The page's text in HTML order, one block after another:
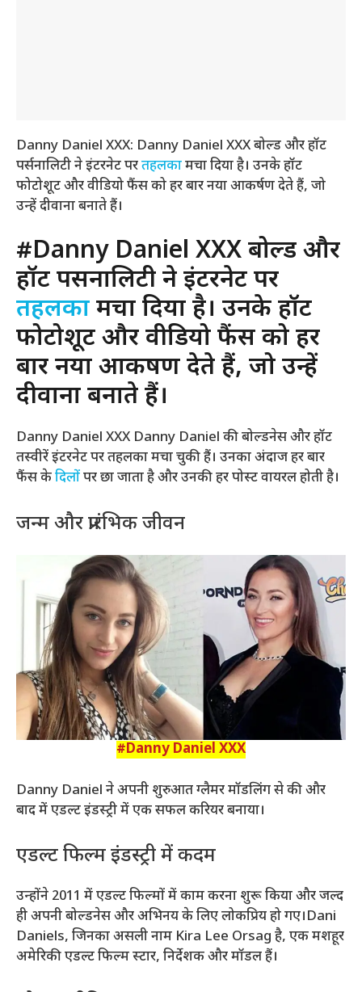
Danny Daniel XXX: Danny Daniel XXX बोल्ड और हॉट
पर्सनालिटी ने इंटरनेट परतहलकामचा दिया है। उनके हॉट
फोटोशूट और वीडियो फैंस को हर बार नया आकर्षण देते हैं, जो
उन्हें दीवाना बनाते हैं।
#Danny Daniel XXX बोल्ड और
हॉट पर्सनालिटी ने इंटरनेट पर
तहलका मचा दिया है। उनके हॉट
फोटोशूट और वीडियो फैंस को हर
बार नया आकर्षण देते हैं, जो उन्हें
दीवाना बनाते हैं।
Danny Daniel XXX Danny Daniel की बोल्डनेस और हॉट
तस्वीरें इंटरनेट पर तहलका मचा चुकी हैं। उनका अंदाज हर बार
फैंस केदिलोंपर छा जाता है और उनकी हर पोस्ट वायरल होती है।
जन्म और प्रारंभिक जीवन
#Danny Daniel XXX
Danny Daniel ने अपनी शुरुआत ग्लैमर मॉडलिंग से की और
बाद में एडल्ट इंडस्ट्री में एक सफल करियर बनाया।
एडल्ट फिल्म इंडस्ट्री में कदम
उन्होंने 2011 में एडल्ट फिल्मों में काम करना शुरू किया और जल्द
ही अपनी बोल्डनेस और अभिनय के लिए लोकप्रिय हो गए।Dani
Daniels, जिनका असली नाम Kira Lee Orsag है, एक मशहूर
अमेरिकी एडल्ट फिल्म स्टार, निर्देशक और मॉडल हैं।